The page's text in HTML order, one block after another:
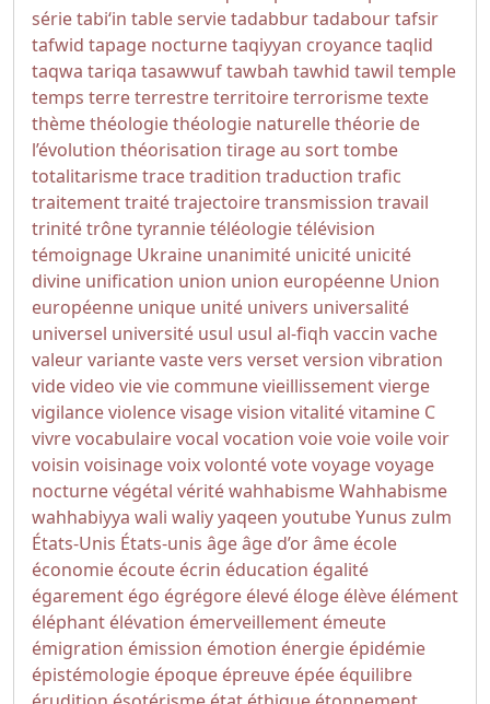
sérietabi‘in table servietadabburtadabourtafsir
tafwid tapage nocturnetaqiyyan croyancetaqlid
taqwa tariqa tasawwuftawbah tawhid tawil temple
temps terreterrestreterritoireterrorismetexte
thèmethéologiethéologie naturellethéorie de
l’évolution théorisation tirage au sorttombe
totalitarismetracetradition traduction trafic
traitementtraitétrajectoiretransmission travail
trinitétrônetyrannietéléologietélévision
témoignage Ukraine unanimité unicité unicité
divine unification union union européenne Union
européenne unique unité univers universalité
universel université usul usul al-fiqh vaccin vache
valeurvariantevastevers versetversion vibration
videvideo vievie communevieillissementvierge
vigilanceviolencevisagevision vitalitévitamine C
vivrevocabulairevocal vocation voievoievoilevoir
voisin voisinagevoixvolontévotevoyagevoyage
nocturnevégétal véritéwahhabismeWahhabisme
wahhabiyya wali waliyyaqeen youtubeYunus zulm
États-Unis États-unis âgeâge d’orâme école
économie écoute écrin éducation égalité
égarement égo égrégore élevé éloge élève élément
éléphant élévation émerveillement émeute
émigration émission émotion énergie épidémie
épistémologie époque épreuve épée équilibre